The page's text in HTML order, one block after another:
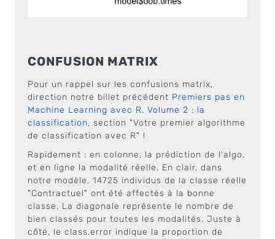
CONFUSION MATRIX
Pour un rappel sur les confusions matrix,
direction notre billet précédent Premiers pas en
Machine Learning avec R. Volume 2 : la
classification, section "Votre premier algorithme
de classification avec R" !
Rapidement : en colonne, la prédiction de l'algo,
et en ligne la modalité réelle. En clair, dans
notre modèle, 14725 individus de la classe réelle
"Contractuel" ont été affectés à la bonne
classe. La diagonale représente le nombre de
bien classés pour toutes les modalités. Juste à
côté, le class.error indique la proportion de